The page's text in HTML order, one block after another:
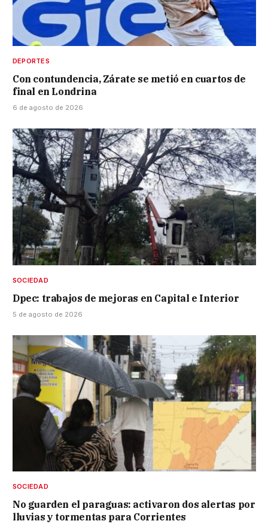
DEPORTES
Con contundencia, Zárate se metió en cuartos de
final en Londrina
6 de agosto de 2026
SOCIEDAD
Dpec: trabajos de mejoras en Capital e Interior
5 de agosto de 2026
SOCIEDAD
No guarden el paraguas: activaron dos alertas por
lluvias y tormentas para Corrientes